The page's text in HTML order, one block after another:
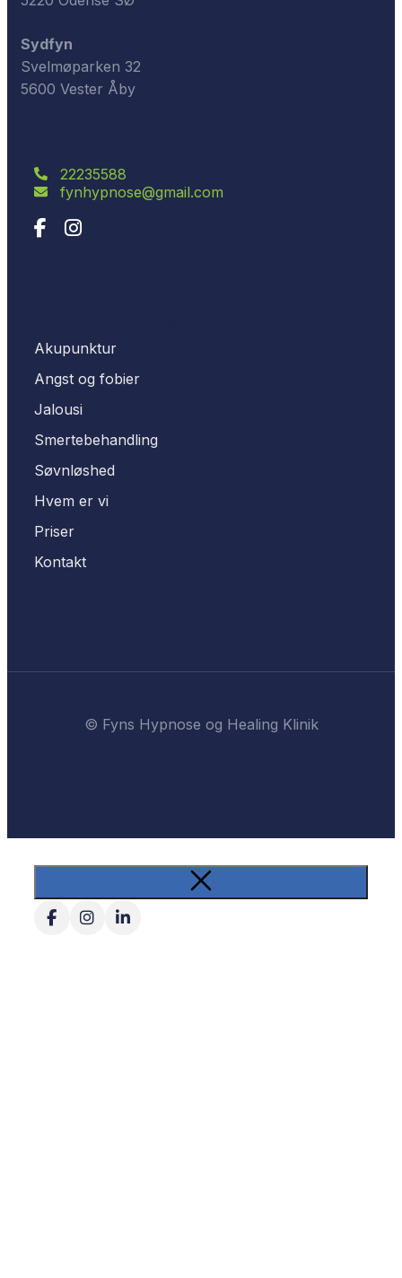
Sydfyn
Svelmøparken 32
5600 Vester Åby
22235588
fynhypnose@gmail.com
Akupunktur
Angst og fobier
Jalousi
Smertebehandling
Søvnløshed
Hvem er vi
Priser
Kontakt
© Fyns Hypnose og Healing Klinik